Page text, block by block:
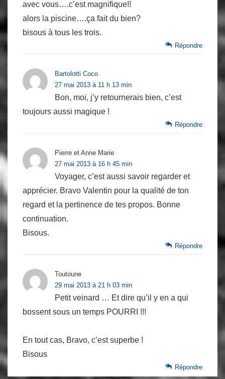
avec vous….c’est magnifique!!
alors la piscine….ça fait du bien?
bisous à tous les trois.
Répondre
Bartolotti Coco
27 mai 2013 à 11 h 13 min
Bon, moi, j’y retournerais bien, c’est
toujours aussi magique !
Répondre
Pierre et Anne Marie
27 mai 2013 à 16 h 45 min
Voyager, c’est aussi savoir regarder et
apprécier. Bravo Valentin pour la qualité de ton
regard et la pertinence de tes propos. Bonne
continuation.
Bisous.
Répondre
Toutoune
29 mai 2013 à 21 h 03 min
Petit veinard … Et dire qu’il y en a qui
bossent sous un temps POURRI !!!
En tout cas, Bravo, c’est superbe !
Bisous
Répondre